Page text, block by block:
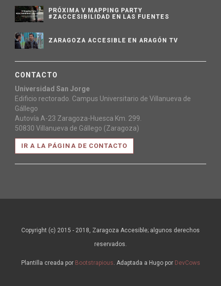
PRÓXIMA V MAPPING PARTY
#ZACCESIBILIDAD EN LAS FUENTES
ZARAGOZA ACCESIBLE EN ARAGÓN TV
CONTACTO
Universidad San Jorge
Edificio rectorado. Campus Universitario de Villanueva de
Gállego
Autovía A-23 Zaragoza-Huesca Km. 299.
50830 Villanueva de Gállego (Zaragoza)
IR A LA PÁGINA DE CONTACTO
Copyright (c) 2015 - 2018, Zaragoza Accesible; algunos derechos
reservados.
Plantilla creada por Bootstrapious. Adaptada a Hugo por DevCows